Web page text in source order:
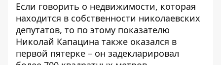
Если говорить о недвижимости, которая
находится в собственности николаевских
депутатов, то по этому показателю
Николай Капацина также оказался в
первой пятерке – он задекларировал